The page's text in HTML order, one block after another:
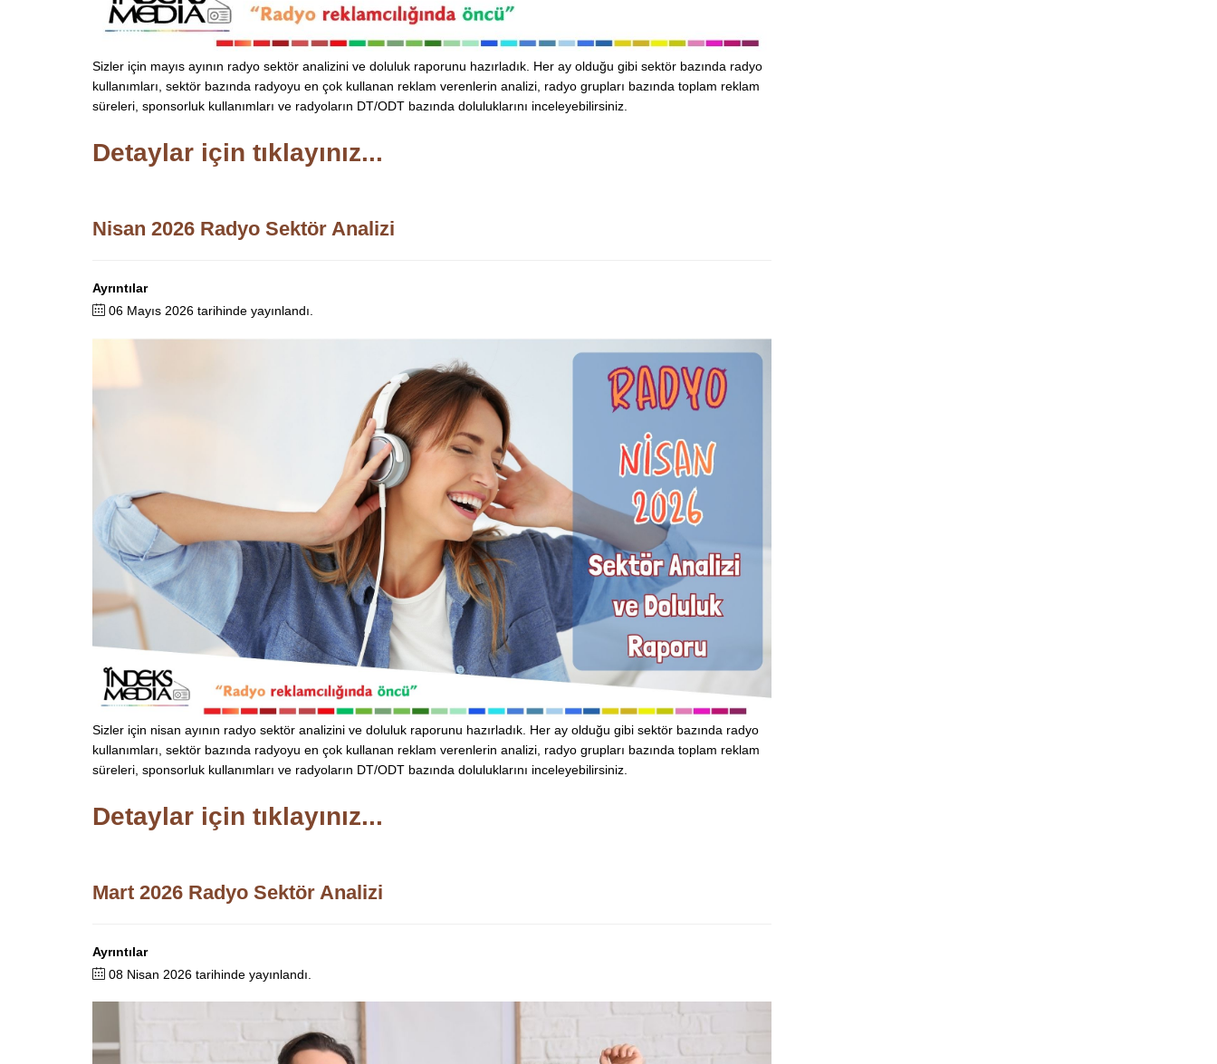
Sizler için mayıs ayının radyo sektör analizini ve doluluk raporunu hazırladık. Her ay olduğu gibi sektör bazında radyo
kullanımları, sektör bazında radyoyu en çok kullanan reklam verenlerin analizi, radyo grupları bazında toplam reklam
süreleri, sponsorluk kullanımları ve radyoların DT/ODT bazında doluluklarını inceleyebilirsiniz.
Detaylar için tıklayınız...
Nisan 2026 Radyo Sektör Analizi
Ayrıntılar
06 Mayıs 2026 tarihinde yayınlandı.
Sizler için nisan ayının radyo sektör analizini ve doluluk raporunu hazırladık. Her ay olduğu gibi sektör bazında radyo
kullanımları, sektör bazında radyoyu en çok kullanan reklam verenlerin analizi, radyo grupları bazında toplam reklam
süreleri, sponsorluk kullanımları ve radyoların DT/ODT bazında doluluklarını inceleyebilirsiniz.
Detaylar için tıklayınız...
Mart 2026 Radyo Sektör Analizi
Ayrıntılar
08 Nisan 2026 tarihinde yayınlandı.